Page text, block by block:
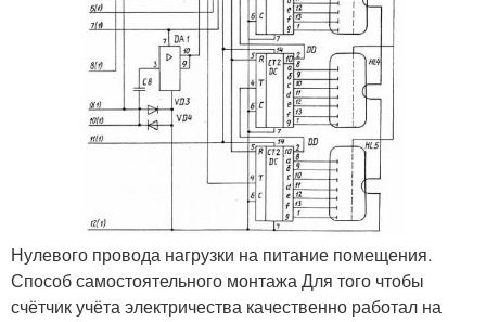
Нулевого провода нагрузки на питание помещения.
Способ самостоятельного монтажа Для того чтобы
счётчик учёта электричества качественно работал на